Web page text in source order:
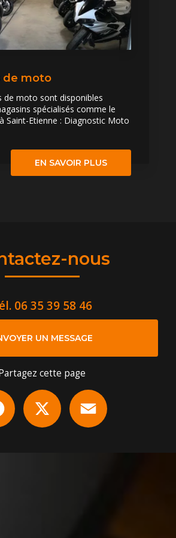
de moto
de moto sont disponibles
spécialisés comme le
Saint-Etienne : Diagnostic Moto
EN SAVOIR PLUS
nous
06 35 39 58 46
UN MESSAGE
cette page
Facebook